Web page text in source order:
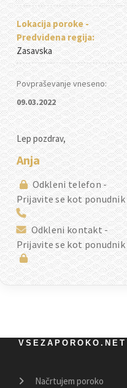
Lokacija poroke -
Predvidena regija:
Zasavska
Povpraševanje vneseno:
09.03.2022
Lep pozdrav,
Anja
Odkleni telefon -
Prijavite se kot ponudnik
Odkleni kontakt -
Prijavite se kot ponudnik
VSEZAPOROKO.NET
Načrtujem poroko